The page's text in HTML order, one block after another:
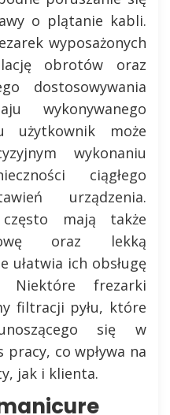
o plątanie kabli.
wyposażonych
obrotów oraz
dostosowywania
wykonywanego
użytkownik może
wykonaniu
ciągłego
urządzenia.
mają także
oraz lekką
ułatwia ich obsługę
Niektóre frezarki
filtracji pyłu, które
się w
pracy, co wpływa na
jak i klienta.